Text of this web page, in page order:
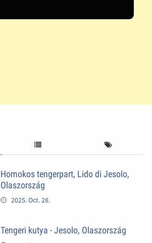
Homokos tengerpart, Lido di Jesolo,
Olaszország
2025. Oct. 28.
Tengeri kutya - Jesolo, Olaszország